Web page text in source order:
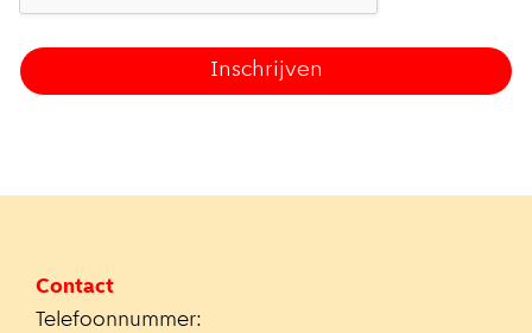
Contact
Telefoonnummer: